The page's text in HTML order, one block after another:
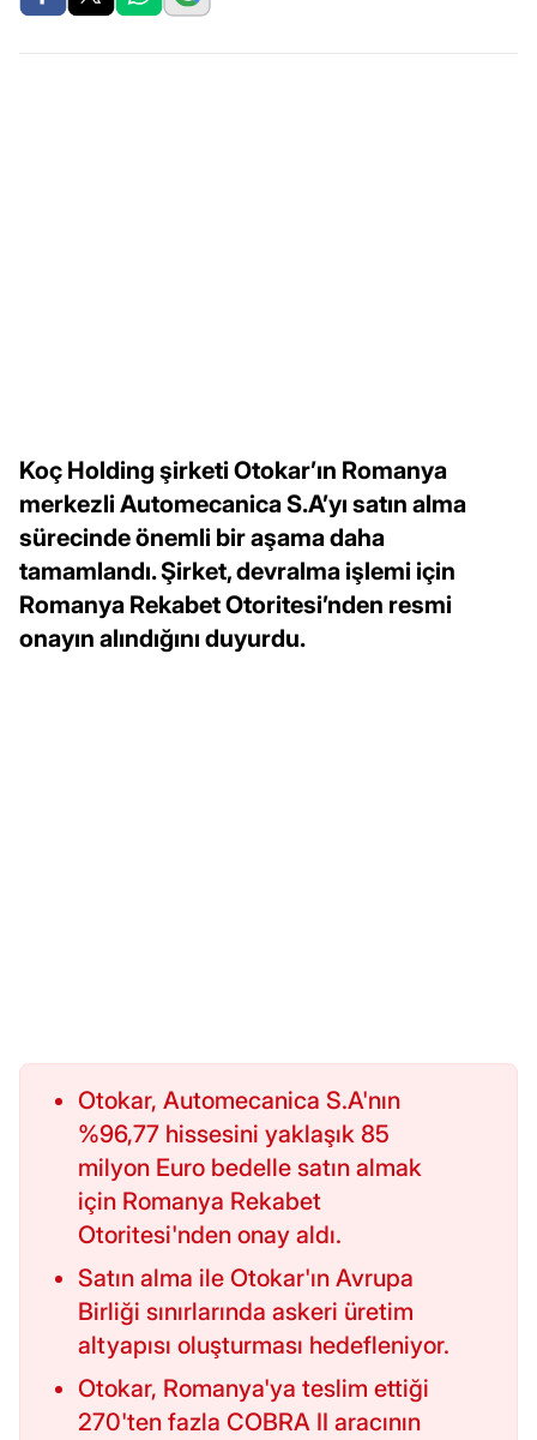
Koç Holding şirketi Otokar’ın Romanya
merkezli Automecanica S.A’yı satın alma
sürecinde önemli bir aşama daha
tamamlandı. Şirket, devralma işlemi için
Romanya Rekabet Otoritesi’nden resmi
onayın alındığını duyurdu.
Otokar, Automecanica S.A'nın
%96,77 hissesini yaklaşık 85
milyon Euro bedelle satın almak
için Romanya Rekabet
Otoritesi'nden onay aldı.
Satın alma ile Otokar'ın Avrupa
Birliği sınırlarında askeri üretim
altyapısı oluşturması hedefleniyor.
Otokar, Romanya'ya teslim ettiği
270'ten fazla COBRA II aracının